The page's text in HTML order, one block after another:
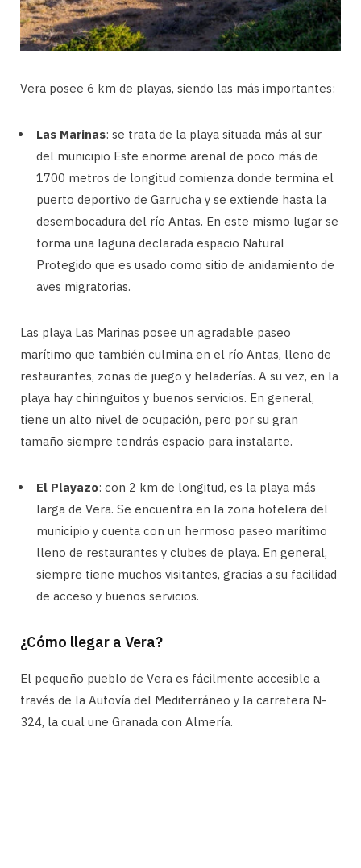
Vera posee 6 km de playas, siendo las más importantes:
Las Marinas: se trata de la playa situada más al sur
del municipio Este enorme arenal de poco más de
1700 metros de longitud comienza donde termina el
puerto deportivo de Garrucha y se extiende hasta la
desembocadura del río Antas. En este mismo lugar se
forma una laguna declarada espacio Natural
Protegido que es usado como sitio de anidamiento de
aves migratorias.
Las playa Las Marinas posee un agradable paseo
marítimo que también culmina en el río Antas, lleno de
restaurantes, zonas de juego y heladerías. A su vez, en la
playa hay chiringuitos y buenos servicios. En general,
tiene un alto nivel de ocupación, pero por su gran
tamaño siempre tendrás espacio para instalarte.
El Playazo: con 2 km de longitud, es la playa más
larga de Vera. Se encuentra en la zona hotelera del
municipio y cuenta con un hermoso paseo marítimo
lleno de restaurantes y clubes de playa. En general,
siempre tiene muchos visitantes, gracias a su facilidad
de acceso y buenos servicios.
¿Cómo llegar a Vera?
El pequeño pueblo de Vera es fácilmente accesible a
través de la Autovía del Mediterráneo y la carretera N-
324, la cual une Granada con Almería.